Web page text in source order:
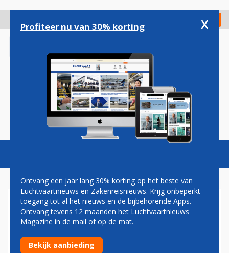
gaan
Check in
Magazine Podcasts Vacatures
DIRECTEUR AVIODROME
BEZOEKT SLACHTOFFERS
VLIEGRAMP ZUID-AFRIKA
Profiteer nu van 30% korting x
Ontvang een jaar lang 30% korting op het beste van
Luchtvaartnieuws en Zakenreisnieuws. Krijg onbeperkt
toegang tot al het nieuws en de bijbehorende Apps.
Ontvang tevens 12 maanden het Luchtvaartnieuws
Magazine in de mail of op de mat.
Bekijk aanbieding